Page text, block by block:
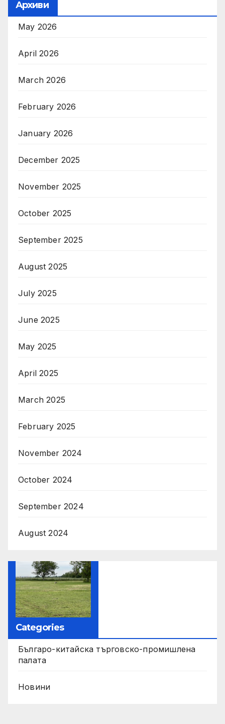
Архиви
May 2026
April 2026
March 2026
February 2026
January 2026
December 2025
November 2025
October 2025
September 2025
August 2025
July 2025
June 2025
May 2025
April 2025
March 2025
February 2025
November 2024
October 2024
September 2024
August 2024
Categories
Българо-китайска търговско-промишлена
палата
Новини